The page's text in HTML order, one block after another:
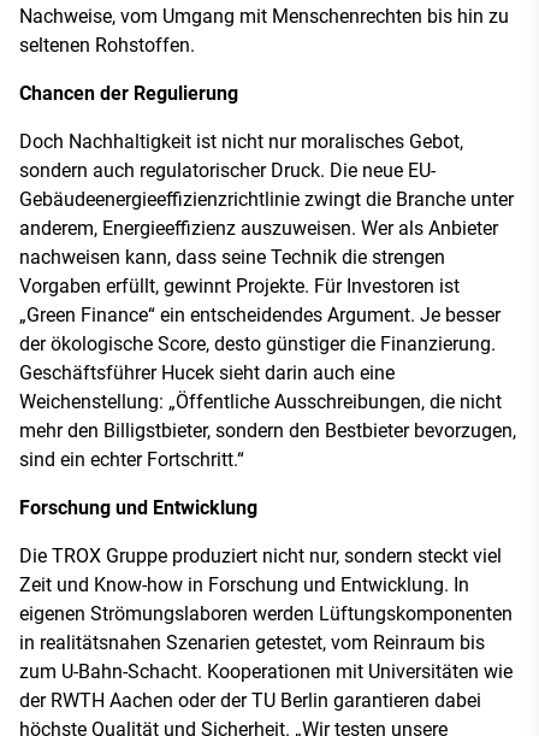
Nachweise, vom Umgang mit Menschenrechten bis hin zu
seltenen Rohstoffen.
Chancen der Regulierung
Doch Nachhaltigkeit ist nicht nur moralisches Gebot,
sondern auch regulatorischer Druck. Die neue EU-
Gebäudeenergieeffizienzrichtlinie zwingt die Branche unter
anderem, Energieeffizienz auszuweisen. Wer als Anbieter
nachweisen kann, dass seine Technik die strengen
Vorgaben erfüllt, gewinnt Projekte. Für Investoren ist
„Green Finance“ ein entscheidendes Argument. Je besser
der ökologische Score, desto günstiger die Finanzierung.
Geschäftsführer Hucek sieht darin auch eine
Weichenstellung: „Öffentliche Ausschreibungen, die nicht
mehr den Billigstbieter, sondern den Bestbieter bevorzugen,
sind ein echter Fortschritt.“
Forschung und Entwicklung
Die TROX Gruppe produziert nicht nur, sondern steckt viel
Zeit und Know-how in Forschung und Entwicklung. In
eigenen Strömungslaboren werden Lüftungskomponenten
in realitätsnahen Szenarien getestet, vom Reinraum bis
zum U-Bahn-Schacht. Kooperationen mit Universitäten wie
der RWTH Aachen oder der TU Berlin garantieren dabei
höchste Qualität und Sicherheit. „Wir testen unsere